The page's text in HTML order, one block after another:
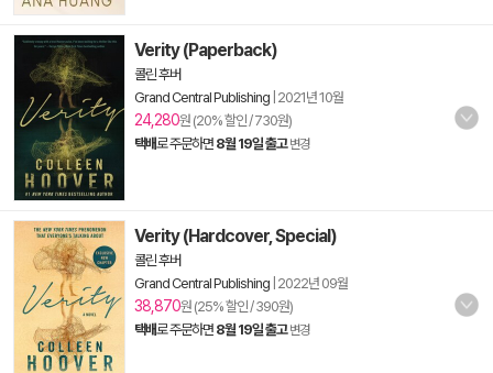
Verity (Paperback)
콜린 후버
Grand Central Publishing 2021년 10월
24,280원 (20% 할인 / 730원)
택배로 주문하면 8월 19일 출고 변경
Verity (Hardcover, Special)
콜린 후버
Grand Central Publishing 2022년 09월
38,870원 (25% 할인 / 390원)
택배로 주문하면 8월 19일 출고 변경